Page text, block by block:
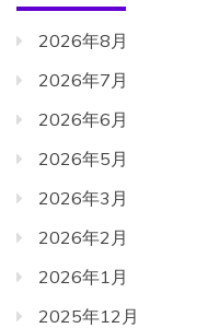
2026年8月
2026年7月
2026年6月
2026年5月
2026年3月
2026年2月
2026年1月
2025年12月